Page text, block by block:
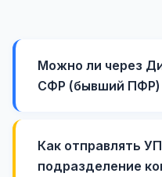
Можно ли через
СФР (бывший ПФР)
Как отправлять
подразделение